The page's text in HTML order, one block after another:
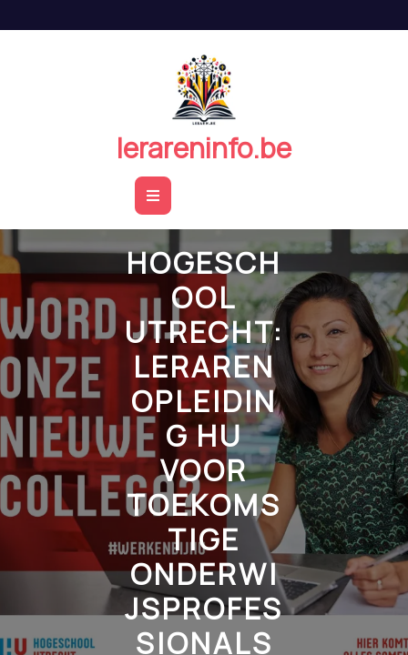
de
lerareninfo.be
Open
Button
HOGESCH
OOL
UTRECHT:
LERAREN
OPLEIDIN
G HU
VOOR
TOEKOMS
TIGE
ONDERWI
JSPROFES
SIONALS